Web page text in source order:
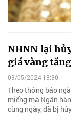
NHNN lại
giá vàng
03/05/2024 13:30
Theo thông báo
miếng mà Ngân
cùng ngày, đã bị